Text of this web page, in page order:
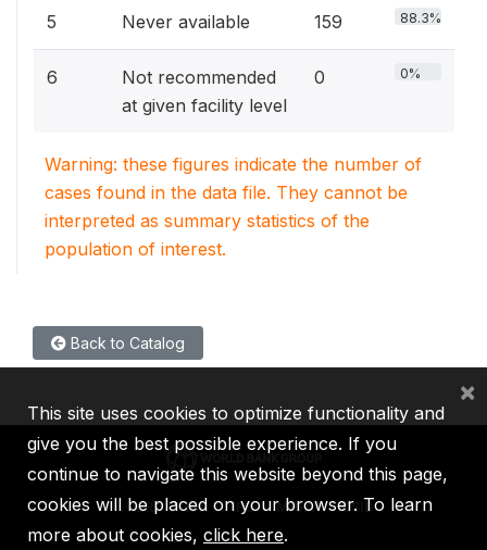
5 Never available 159 88.3%
6
Not recommended
at given facility level
0 0%
Warning: these figures indicate the number of
cases found in the data file. They cannot be
interpreted as summary statistics of the
population of interest.
Back to Catalog
IBRD IDA IFC MIGA ICSID
This site uses cookies to optimize functionality and
give you the best possible experience. If you
continue to navigate this website beyond this page,
cookies will be placed on your browser. To learn
more about cookies, click here.
×